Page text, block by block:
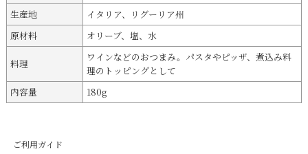
生産地
イタリア、リグーリア州
原材料
オリーブ、塩、水
料理
ワインなどのおつまみ。パスタやピッザ、煮込み料
理のトッピングとして
内容量
180g
ご利用ガイド